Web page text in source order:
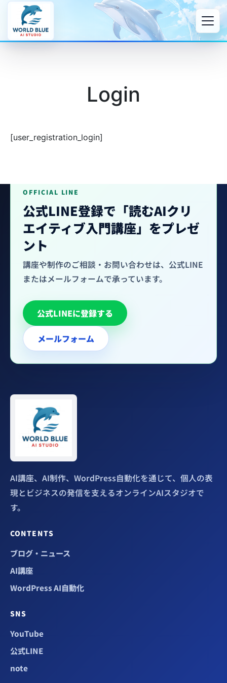
Login
[user_registration_login]
OFFICIAL LINE
公式LINE登録で「読むAIクリ
エイティブ入門講座」をプレゼ
ント
講座や制作のご相談・お問い合わせは、公式LINE
またはメールフォームで承っています。
公式LINEに登録する
メールフォーム
AI講座、AI制作、WordPress自動化を通じて、個人の表
現とビジネスの発信を支えるオンラインAIスタジオで
す。
CONTENTS
ブログ・ニュース
AI講座
WordPress AI自動化
SNS
YouTube
公式LINE
note